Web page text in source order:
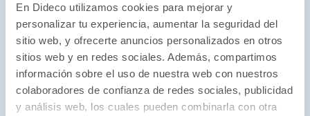
En Dideco utilizamos cookies para mejorar y
personalizar tu experiencia, aumentar la seguridad del
sitio web, y ofrecerte anuncios personalizados en otros
sitios web y en redes sociales. Además, compartimos
información sobre el uso de nuestra web con nuestros
colaboradores de confianza de redes sociales, publicidad
y análisis web, los cuales pueden combinarla con otra
Marcos Giralt Torrente al territorio estrictamente
autobiográfico en el que ya deslumbró conTiempo
de vida(Premio Nacional de Narrativa y Premio
Strega Europeo), uno de los libros más influyentes de
los últimos años.